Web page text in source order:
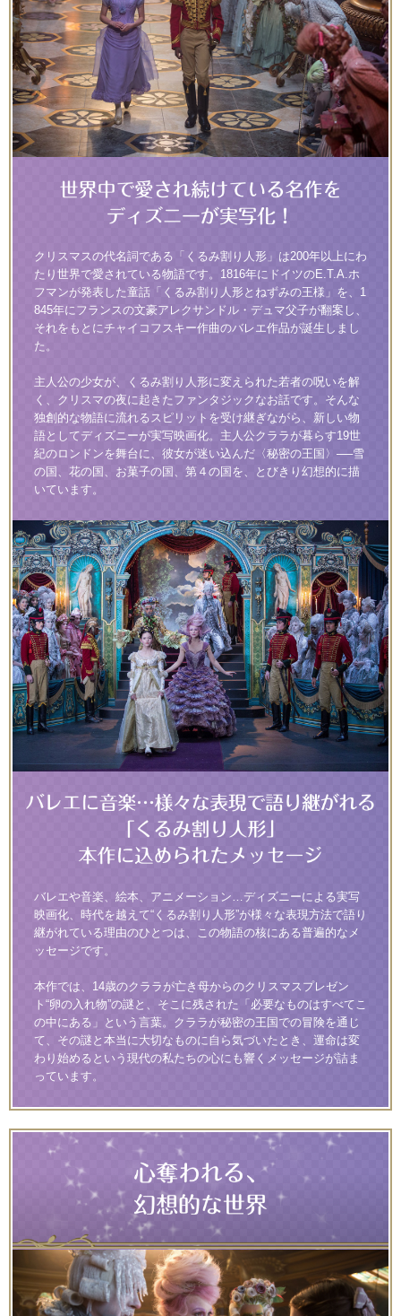
クリスマスの代名詞である「くるみ割り人形」は200年以上にわ
たり世界で愛されている物語です。1816年にドイツのE.T.A.ホ
フマンが発表した童話「くるみ割り人形とねずみの王様」を、1
845年にフランスの文豪アレクサンドル・デュマ父子が翻案し、
それをもとにチャイコフスキー作曲のバレエ作品が誕生しまし
た。
主人公の少女が、くるみ割り人形に変えられた若者の呪いを解
く、クリスマの夜に起きたファンタジックなお話です。そんな
独創的な物語に流れるスピリットを受け継ぎながら、新しい物
語としてディズニーが実写映画化。主人公クララが暮らす19世
紀のロンドンを舞台に、彼女が迷い込んだ〈秘密の王国〉──雪
の国、花の国、お菓子の国、第４の国を、とびきり幻想的に描
いています。
バレエや音楽、絵本、アニメーション…ディズニーによる実写
映画化、時代を越えて“くるみ割り人形”が様々な表現方法で語り
継がれている理由のひとつは、この物語の核にある普遍的なメ
ッセージです。
本作では、14歳のクララが亡き母からのクリスマスプレゼン
ト“卵の入れ物”の謎と、そこに残された「必要なものはすべてこ
の中にある」という言葉。クララが秘密の王国での冒険を通じ
て、その謎と本当に大切なものに自ら気づいたとき、運命は変
わり始めるという現代の私たちの心にも響くメッセージが詰ま
っています。